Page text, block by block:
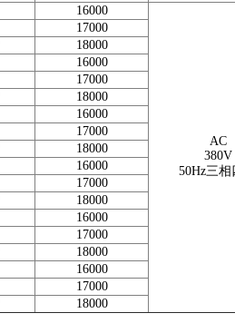
16000
AC
380V
50Hz三相
17000
18000
16000
17000
18000
16000
17000
18000
16000
17000
18000
16000
17000
18000
16000
17000
18000